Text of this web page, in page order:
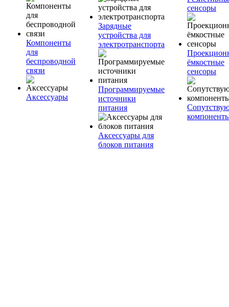
Компоненты
для
беспроводной
связи
Аксессуары
Зарядные
устройства для
электротранспорта
Программируемые
источники
питания
Аксессуары для
блоков питания
сенсоры
ёмкостные
сенсоры